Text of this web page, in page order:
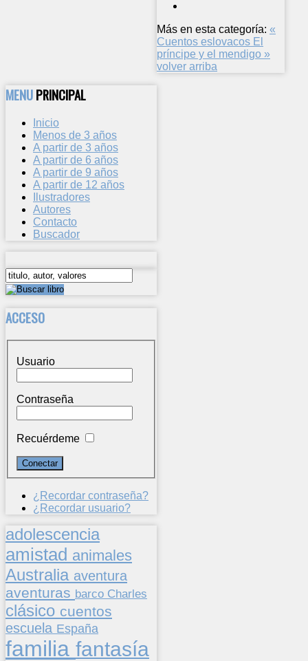
Más en esta categoría: «
Cuentos eslovacos El
príncipe y el mendigo »
volver arriba
MENUPRINCIPAL
Inicio
Menos de 3 años
A partir de 3 años
A partir de 6 años
A partir de 9 años
A partir de 12 años
Ilustradores
Autores
Contacto
Buscador
ACCESO
Usuario
Contraseña
Recuérdeme
¿Recordar contraseña?
¿Recordar usuario?
adolescencia
amistad animales
Australia aventura
aventuras barco Charles
clásico cuentos
escuela España
familia fantasía